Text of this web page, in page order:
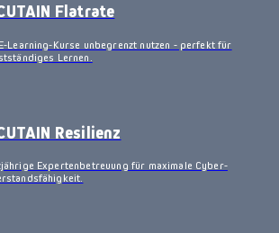
Flatrate
Learning-Kurse unbegrenzt nutzen - perfekt für
Lernen.
Resilienz
Expertenbetreuung für maximale Cyber-